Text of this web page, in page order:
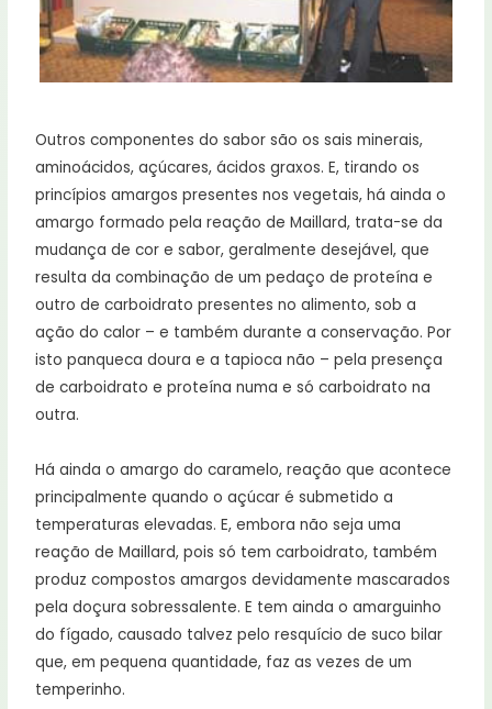
Outros componentes do sabor são os sais minerais,
aminoácidos, açúcares, ácidos graxos. E, tirando os
princípios amargos presentes nos vegetais, há ainda o
amargo formado pela reação de Maillard, trata-se da
mudança de cor e sabor, geralmente desejável, que
resulta da combinação de um pedaço de proteína e
outro de carboidrato presentes no alimento, sob a
ação do calor – e também durante a conservação. Por
isto panqueca doura e a tapioca não – pela presença
de carboidrato e proteína numa e só carboidrato na
outra.
Há ainda o amargo do caramelo, reação que acontece
principalmente quando o açúcar é submetido a
temperaturas elevadas. E, embora não seja uma
reação de Maillard, pois só tem carboidrato, também
produz compostos amargos devidamente mascarados
pela doçura sobressalente. E tem ainda o amarguinho
do fígado, causado talvez pelo resquício de suco bilar
que, em pequena quantidade, faz as vezes de um
temperinho.